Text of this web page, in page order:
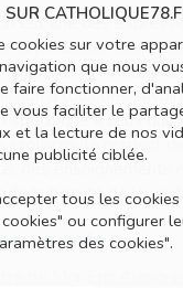
est une des
la personne. Une
la liberté et la
à tous des
spécifique à ceux qui
scolaires, le respect
des enseignements
de la beauté de la vie
SUR
cookies sur votre
que nous
faire fonctionner,
vous faciliter le
et la lecture de nos
publicité ciblée.
tous les
ou configurer
des cookies".